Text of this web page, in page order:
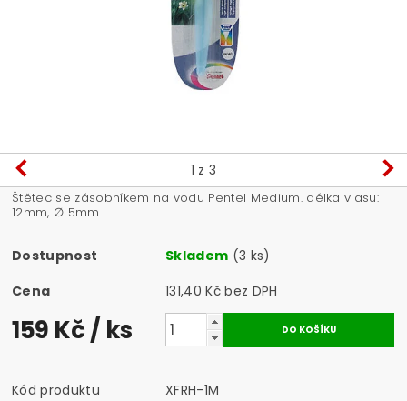
1 z 3
Štětec se zásobníkem na vodu Pentel Medium. délka vlasu:
12mm, ∅ 5mm
Dostupnost Skladem (3 ks)
Cena
131,40 Kč bez DPH
159 Kč/ ks
Kód produktu
XFRH-1M